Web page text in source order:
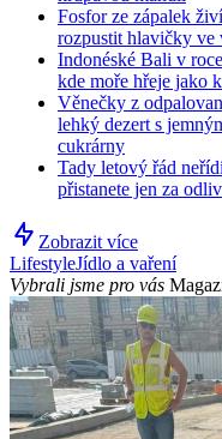
Fosfor ze zápalek
rozpustit hlavičky ve
Indonéské Bali v
kde moře hřeje jako
Věnečky z
lehký dezert s
cukrárny
Tady letový řád
přistanete jen za
Zobrazit více
LifestyleJídlo a vaření
Vybrali jsme pro vás